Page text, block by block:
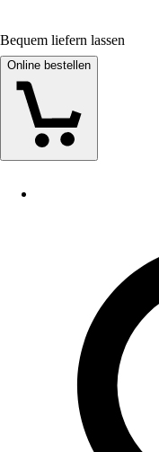
Bequem liefern lassen
Online bestellen